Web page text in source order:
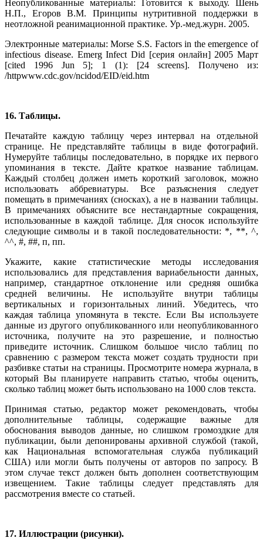
Неопубликованные материалы: Готовится к выходу. Шень
Н.П., Егоров В.М. Принципы нутритивной поддержки в
неотложной реанимационной практике. Ур.-мед.журн. 2005.
Электронные материалы: Morse S.S. Factors in the emergence of
infectious disease. Emerg Infect Did [серия онлайн] 2005 Март
[cited 1996 Jun 5]; 1 (1): [24 screens]. Получено из:
/httpwww.cdc.gov/ncidod/EID/eid.htm
16. Таблицы.
Печатайте каждую таблицу через интервал на отдельной
странице. Не представляйте таблицы в виде фотографий.
Нумеруйте таблицы последовательно, в порядке их первого
упоминания в тексте. Дайте краткое название таблицам.
Каждый столбец должен иметь короткий заголовок, можно
использовать аббревиатуры. Все разъяснения следует
помещать в примечаниях (сносках), а не в названии таблицы.
В примечаниях объясните все нестандартные сокращения,
использованные в каждой таблице. Для сносок используйте
следующие символы и в такой последовательности: *, **, ^,
^^, #, ##, п, пп.
Укажите, какие статистические методы исследования
использовались для представления вариабельности данных,
например, стандартное отклонение или средняя ошибка
средней величины. Не используйте внутри таблицы
вертикальных и горизонтальных линий. Убедитесь, что
каждая таблица упомянута в тексте. Если Вы используете
данные из другого опубликованного или неопубликованного
источника, получите на это разрешение, и полностью
приведите источник. Слишком большое число таблиц по
сравнению с размером текста может создать трудности при
разбивке статьи на страницы. Просмотрите номера журнала, в
который Вы планируете направить статью, чтобы оценить,
сколько таблиц может быть использовано на 1000 слов текста.
Принимая статью, редактор может рекомендовать, чтобы
дополнительные таблицы, содержащие важные для
обоснования выводов данные, но слишком громоздкие для
публикации, были депонированы архивной службой (такой,
как Национальная вспомогательная служба публикаций
США) или могли быть получены от авторов по запросу. В
этом случае текст должен быть дополнен соответствующим
извещением. Такие таблицы следует представлять для
рассмотрения вместе со статьей.
17. Иллюстрации (рисунки).